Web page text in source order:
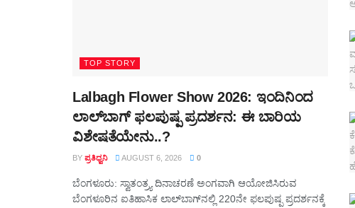
TOP STORY
Lalbagh Flower Show 2026: ಇಂದಿನಿಂದ
ಲಾಲ್‌ಬಾಗ್ ಫಲಪುಷ್ಪ ಪ್ರದರ್ಶನ: ಈ ಬಾರಿಯ
ವಿಶೇಷತೆಯೇನು..?
BY ಪ್ರತಿಧ್ವನಿ AUGUST 6, 2026 0
ಬೆಂಗಳೂರು: ಸ್ವಾತಂತ್ರ್ಯ ದಿನಾಚರಣೆ ಅಂಗವಾಗಿ ಆಯೋಜಿಸಿರುವ
ಬೆಂಗಳೂರಿನ ಐತಿಹಾಸಿಕ ಲಾಲ್‌ಬಾಗ್‌ನಲ್ಲಿ 220ನೇ ಫಲಪುಷ್ಪ ಪ್ರದರ್ಶನಕ್ಕೆ